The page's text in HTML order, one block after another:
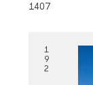
1407
1
9
2